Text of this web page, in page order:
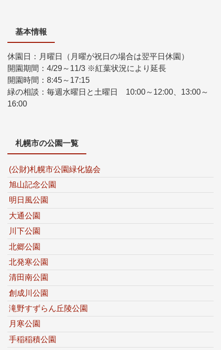
基本情報
休園日：月曜日（月曜が祝日の場合は翌平日休園）
開園期間：4/29～11/3 ※紅葉状況により延長
開園時間：8:45～17:15
緑の相談：毎週水曜日と土曜日 10:00～12:00、13:00～
16:00
札幌市の公園一覧
(公財)札幌市公園緑化協会
旭山記念公園
明日風公園
大通公園
川下公園
北郷公園
北発寒公園
清田南公園
創成川公園
滝野すずらん丘陵公園
月寒公園
手稲稲積公園